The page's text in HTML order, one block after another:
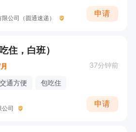
公司（圆通速递）
申请
住，白班）
37分钟前
交通方便 包吃住
司
申请